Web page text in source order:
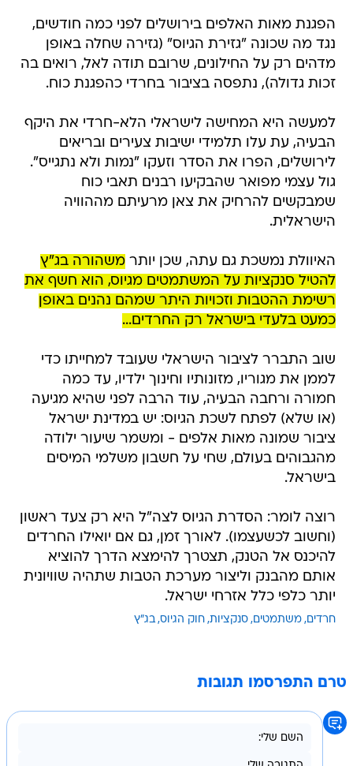
הפגנת מאות האלפים בירושלים לפני כמה חודשים,
נגד מה שכונה "גזירת הגיוס" (גזירה שחלה באופן
מדהים רק על החילונים, שרובם תודה לאל, רואים בה
זכות גדולה), נתפסה בציבור בחרדי כהפגנת כוח.
למעשה היא המחישה לישראלי הלא-חרדי את היקף
הבעיה, עת עלו תלמידי ישיבות צעירים ובריאים
לירושלים, הפרו את הסדר וזעקו "נמות ולא נתגייס".
גול עצמי מפואר שהבקיעו רבנים תאבי כוח
שמבקשים להרחיק את צאן מרעיתם מההוויה
הישראלית.
האיוולת נמשכת גם עתה, שכן יותרמשהורה בג"ץ
להטיל סנקציות על המשתמטים מגיוס, הוא חשף את
רשימת ההטבות וזכויות היתר שמהם נהנים באופן
כמעט בלעדי בישראל רק החרדים...
שוב התברר לציבור הישראלי שעובד למחייתו כדי
לממן את מגוריו, מזונותיו וחינוך ילדיו, עד כמה
חמורה ורחבה הבעיה, עוד הרבה לפני שהיא מגיעה
(או שלא) לפתח לשכת הגיוס: יש במדינת ישראל
ציבור שמונה מאות אלפים - ומשמר שיעור ילודה
מהגבוהים בעולם, שחי על חשבון משלמי המיסים
בישראל.
רוצה לומר: הסדרת הגיוס לצה"ל היא רק צעד ראשון
(וחשוב לכשעצמו). לאורך זמן, גם אם יואילו החרדים
להיכנס אל הטנק, תצטרך להימצא הדרך להוציא
אותם מהבנק וליצור מערכת הטבות שתהיה שוויונית
יותר כלפי כלל אזרחי ישראל.
חרדים משתמטים סנקציות חוק הגיוס בג"ץ
טרם התפרסמו תגובות